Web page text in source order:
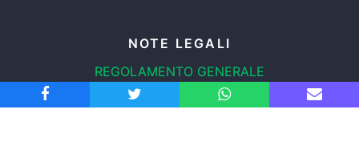
NOTE LEGALI
REGOLAMENTO GENERALE
PROTEZIONE DATI
INFORMATIVA COOKIES